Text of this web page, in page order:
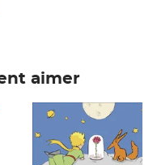
aimer
Prix 7,50€